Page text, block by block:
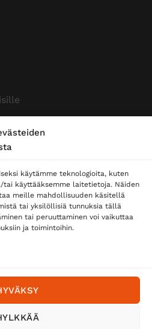
käytämme teknologioita, kuten
käyttääksemme laitetietoja. Näiden
meille mahdollisuuden käsitellä
tai yksilöllisiä tunnuksia tällä
tai peruuttaminen voi vaikuttaa
ja toimintoihin.